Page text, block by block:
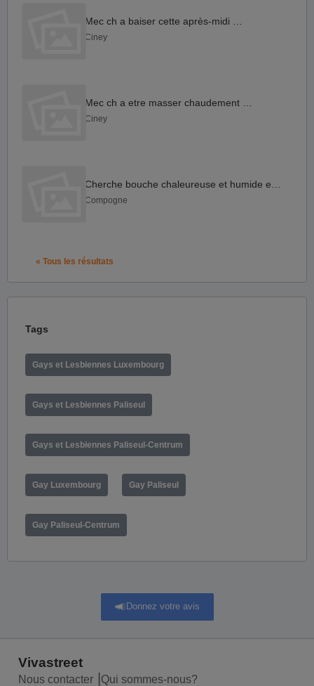
Ciney
Ciney
Compogne
« Tous les résultats
Tags
Gays et Lesbiennes Luxembourg
Gays et Lesbiennes Paliseul
Gays et Lesbiennes Paliseul-Centrum
Gay Luxembourg Gay Paliseul
Gay Paliseul-Centrum
Donnez votre avis
Vivastreet
Nous contacter Qui sommes-nous?